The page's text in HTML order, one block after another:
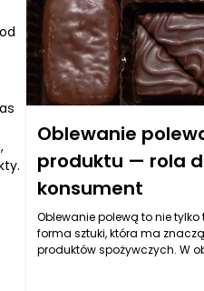
się wydawać. Catering
stylu spotkania — od
warsztaty — co sprawia, że
przemyślane i przyjemne
kulinarna to nie tylko
tworzy, a ta potrafi znacząco
Oblewanie
produktu — rola
konsument
Oblewanie polewą to nie
forma sztuki, która ma
produktów spożywczych. W
żywnościowej rośnie w